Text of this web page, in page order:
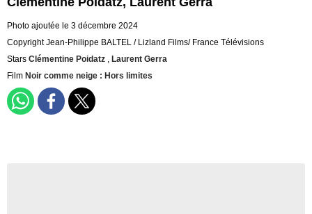
Photo ajoutée le 3 décembre 2024
Copyright Jean-Philippe BALTEL / Lizland Films/ France Télévisions
Stars Clémentine Poidatz , Laurent Gerra
Film Noir comme neige : Hors limites